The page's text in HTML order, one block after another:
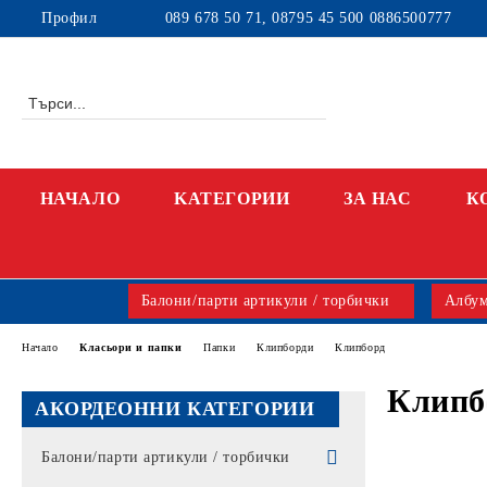
Профил 089 678 50 71, 08795 45 500 0886500777
НАЧАЛО KАТЕГОРИИ ЗА НАС
Балони/парти артикули / торбички
АКОРДЕОННИ КАТЕГОРИИ
Балони/парти артикули / торбички
Начало Класьори и папки Папки Клипборди Клипборд